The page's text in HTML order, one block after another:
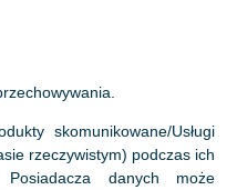
skomunikowane/Usługi
rzeczywistym) podczas ich
danych może